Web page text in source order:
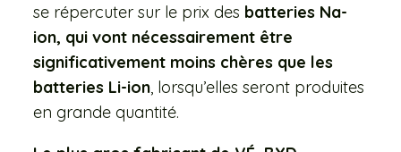
se répercuter sur le prix des batteries Na-
ion, qui vont nécessairement être
significativement moins chères que les
batteries Li-ion, lorsqu’elles seront produites
en grande quantité.